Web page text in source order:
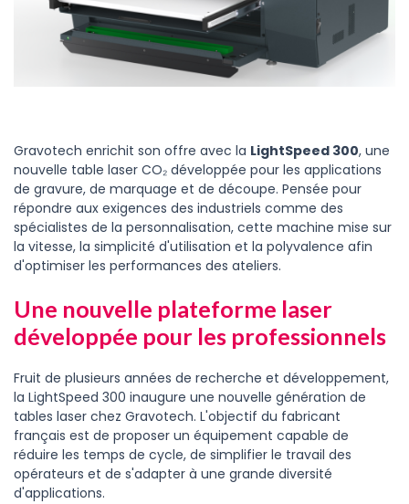
Gravotech enrichit son offre avec la LightSpeed 300, une
nouvelle table laser CO₂ développée pour les applications
de gravure, de marquage et de découpe. Pensée pour
répondre aux exigences des industriels comme des
spécialistes de la personnalisation, cette machine mise sur
la vitesse, la simplicité d'utilisation et la polyvalence afin
d'optimiser les performances des ateliers.
Une nouvelle plateforme laser
développée pour les professionnels
Fruit de plusieurs années de recherche et développement,
la LightSpeed 300 inaugure une nouvelle génération de
tables laser chez Gravotech. L'objectif du fabricant
français est de proposer un équipement capable de
réduire les temps de cycle, de simplifier le travail des
opérateurs et de s'adapter à une grande diversité
d'applications.